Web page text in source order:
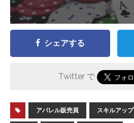
シェアする
Twitter で
アパレル販売員 スキルアップ